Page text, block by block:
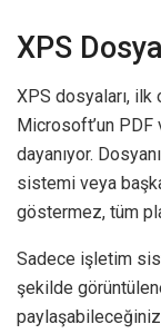
XPS
XPS dosyaları, ilk
Microsoft’un
dayanıyor.
sistemi veya
göstermez, tüm
Sadece işletim
şekilde